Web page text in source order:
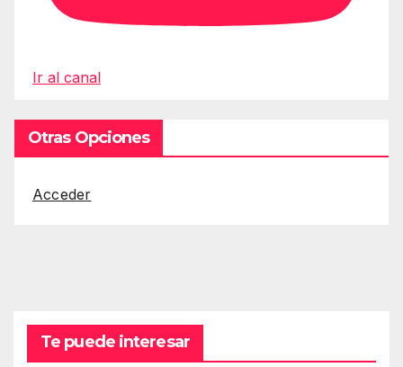
Ir al canal
Otras Opciones
Acceder
Te puede interesar